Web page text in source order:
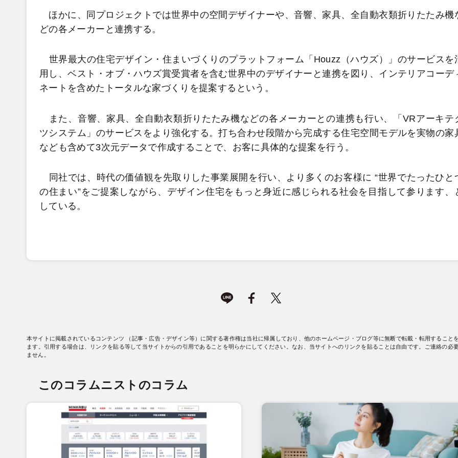
ほかに、同プロジェクトでは世界中の空間デザイナーや、音響、家具、全自動衣類折りたたみ機
どの各メーカーと連携する。
世界最大の住宅デザイン・住まいづくりのプラットフォーム「Houzz（ハウズ）」のサービスを
用し、ベスト・オブ・ハウズ賞受賞者を含む世界中のデザイナーと連携を図り、インテリアコーデ
ネートを含めたトータルな家づくりを提案するという。
また、音響、家具、全自動衣類折りたたみ機などの各メーカーとの連携も行い、「VRアーキテ
ツシステム」のサービスをより強化する。打ち合わせ段階から完成する住宅空間モデルを実物の家
なども含めて3次元データで作成することで、お客に具体的な提案を行う。
同社では、時代の価値観を先取りした事業展開を行い、より多くのお客様に “世界でたったひと
の住まい”をご提案しながら、デザイン住宅をもっと身近に感じられる社会を目指して参ります、
している。
本サイトに掲載されているコンテンツ （記事・広告・デザイン等）に関する著作権は当社に帰属しており、他のホームページ・ブログ等に無断で転載・転用すること
ます。引用する場合は、リンクを貼る等して当サイトからの引用であることを明らかにしてください。なお、当サイトへのリンクを貼ることは自由です。ご連絡の必
ません。
このコラムニストのコラム